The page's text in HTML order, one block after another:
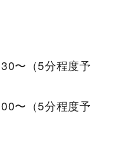
〜（5分程度予
〜（5分程度予